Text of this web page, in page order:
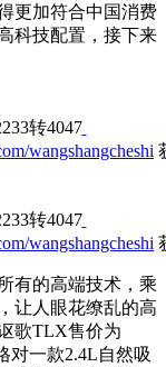
更加符合中国消费
科技配置，接下来
转4047
wangshangcheshi
转4047
wangshangcheshi
有的高端技术，乘
让人眼花缭乱的高
歌TLX售价为
对一款2.4L自然吸